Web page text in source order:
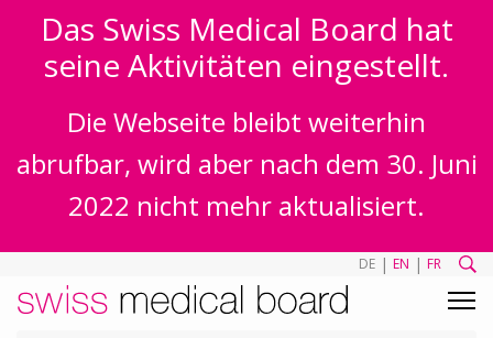
Das Swiss Medical Board hat
seine Aktivitäten eingestellt.
Die Webseite bleibt weiterhin
abrufbar, wird aber nach dem 30. Juni
2022 nicht mehr aktualisiert.
DE | EN | FR